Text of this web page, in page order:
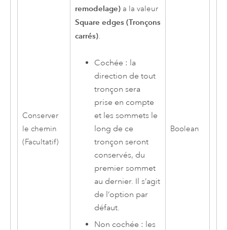
Conserver
le chemin
(Facultatif)
remodelage)a la valeur
Square edges (Tronçons
carrés).
Cochée : la
direction de tout
tronçon sera
prise en compte
et les sommets le
long de ce
tronçon seront
conservés, du
premier sommet
au dernier. Il s’agit
de l’option par
défaut.
Non cochée : les
Boolean